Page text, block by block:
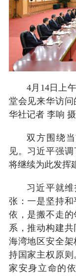
4月14日上
堂会见来华访
华社记者 李响 摄
双方围绕
见。习近平强
将继续为此发挥
习近平就
张：一是坚持
依，是搬不走
系，推动构建
海湾地区安全
持国家主权原
家安身立命的